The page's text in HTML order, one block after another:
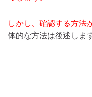
しかし、確認する方法
体的な方法は後述します